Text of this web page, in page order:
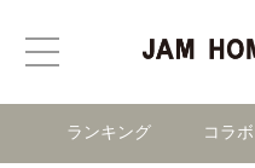
ランキング コラ